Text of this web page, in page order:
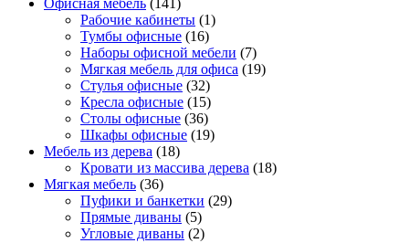
Офисная мебель (141)
Рабочие кабинеты (1)
Тумбы офисные (16)
Наборы офисной мебели (7)
Мягкая мебель для офиса (19)
Стулья офисные (32)
Кресла офисные (15)
Столы офисные (36)
Шкафы офисные (19)
Мебель из дерева (18)
Кровати из массива дерева (18)
Мягкая мебель (36)
Пуфики и банкетки (29)
Прямые диваны (5)
Угловые диваны (2)